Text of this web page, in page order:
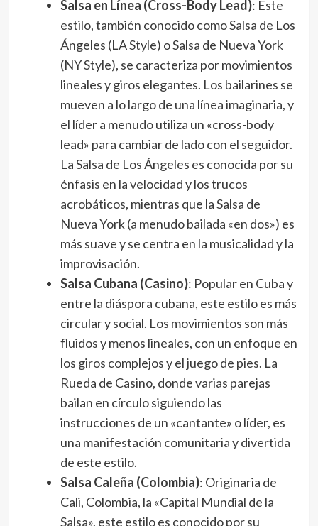
Salsa en Línea (Cross-Body Lead): Este
estilo, también conocido como Salsa de Los
Ángeles (LA Style) o Salsa de Nueva York
(NY Style), se caracteriza por movimientos
lineales y giros elegantes. Los bailarines se
mueven a lo largo de una línea imaginaria, y
el líder a menudo utiliza un «cross-body
lead» para cambiar de lado con el seguidor.
La Salsa de Los Ángeles es conocida por su
énfasis en la velocidad y los trucos
acrobáticos, mientras que la Salsa de
Nueva York (a menudo bailada «en dos») es
más suave y se centra en la musicalidad y la
improvisación.
Salsa Cubana (Casino): Popular en Cuba y
entre la diáspora cubana, este estilo es más
circular y social. Los movimientos son más
fluidos y menos lineales, con un enfoque en
los giros complejos y el juego de pies. La
Rueda de Casino, donde varias parejas
bailan en círculo siguiendo las
instrucciones de un «cantante» o líder, es
una manifestación comunitaria y divertida
de este estilo.
Salsa Caleña (Colombia): Originaria de
Cali, Colombia, la «Capital Mundial de la
Salsa», este estilo es conocido por su